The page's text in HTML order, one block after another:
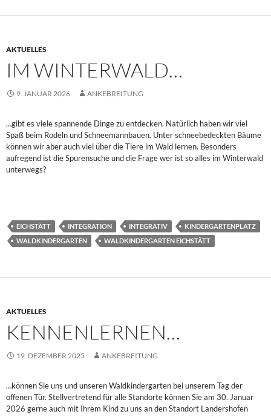
AKTUELLES
IM WINTERWALD…
9. JANUAR 2026 ANKEBREITUNG
…gibt es viele spannende Dinge zu entdecken. Natürlich haben wir viel
Spaß beim Rodeln und Schneemannbauen. Unter schneebedeckten Bäume
können wir aber auch viel über die Tiere im Wald lernen. Besonders
aufregend ist die Spurensuche und die Frage wer ist so alles im Winterwald
unterwegs?
EICHSTÄTT INTEGRATION INTEGRATIV
KINDERGARTENPLATZ
WALDKINDERGARTEN
WALDKINDERGARTEN EICHSTÄTT
AKTUELLES
KENNENLERNEN…
19. DEZEMBER 2025 ANKEBREITUNG
…können Sie uns und unseren Waldkindergarten bei unserem Tag der
offenen Tür. Stellvertretend für alle Standorte können Sie am 30. Januar
2026 gerne auch mit Ihrem Kind zu uns an den Standort Landershofen